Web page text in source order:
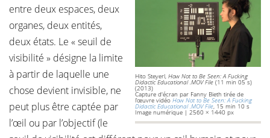
Hito Steyerl, How Not to Be Seen: A Fucking
Didactic Educational .MOV File (11 min 05 s)
(2013)
Capture d'écran par Fanny Bieth tirée de
l’œuvre vidéo How Not to Be Seen: A Fucking
Didactic Educational .MOV File, 15 min 10 s
Image numérique | 2560 × 1440 px
entre deux espaces, deux
organes, deux entités,
deux états. Le « seuil de
visibilité » désigne la limite
à partir de laquelle une
chose devient invisible, ne
peut plus être captée par
l’œil ou par l’objectif (le